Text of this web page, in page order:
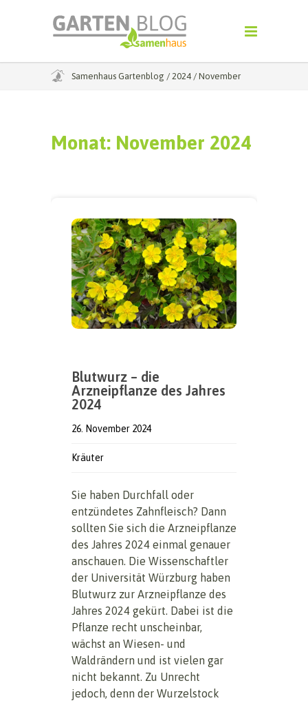
Samenhaus Gartenblog / 2024 / November
Monat: November 2024
Blutwurz – die
Arzneipflanze des Jahres
2024
26. November 2024
Kräuter
Sie haben Durchfall oder
entzündetes Zahnfleisch? Dann
sollten Sie sich die Arzneipflanze
des Jahres 2024 einmal genauer
anschauen. Die Wissenschaftler
der Universität Würzburg haben
Blutwurz zur Arzneipflanze des
Jahres 2024 gekürt. Dabei ist die
Pflanze recht unscheinbar,
wächst an Wiesen- und
Waldrändern und ist vielen gar
nicht bekannt. Zu Unrecht
jedoch, denn der Wurzelstock